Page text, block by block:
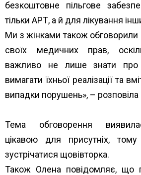
безкоштовне пільгове
тільки АРТ, а й для лікування
Ми з жінками також обговорили
своїх медичних прав,
важливо не лише знати
вимагати їхньої реалізації та
випадки порушень», –
Тема обговорення
цікавою для присутніх,
зустрічатися щовівторка.
Також Олена повідомляє, що